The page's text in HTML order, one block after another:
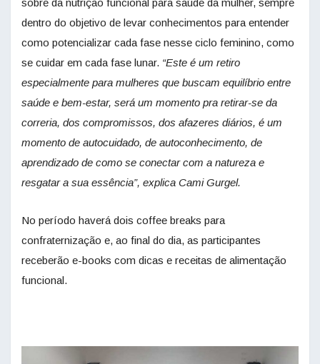
sobre da nutrição funcional para saúde da mulher, sempre
dentro do objetivo de levar conhecimentos para entender
como potencializar cada fase nesse ciclo feminino, como
se cuidar em cada fase lunar. “Este é um retiro
especialmente para mulheres que buscam equilíbrio entre
saúde e bem-estar, será um momento pra retirar-se da
correria, dos compromissos, dos afazeres diários, é um
momento de autocuidado, de autoconhecimento, de
aprendizado de como se conectar com a natureza e
resgatar a sua essência”, explica Cami Gurgel.
No período haverá dois coffee breaks para
confraternização e, ao final do dia, as participantes
receberão e-books com dicas e receitas de alimentação
funcional.